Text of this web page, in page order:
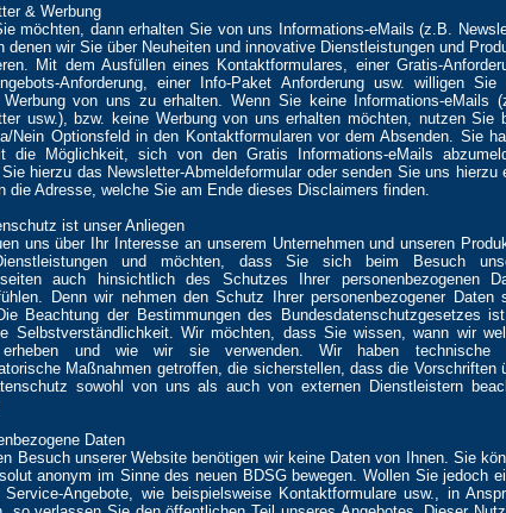
& Werbung
möchten, dann erhalten Sie von uns Informations-eMails (z.B.
denen wir Sie über Neuheiten und innovative Dienstleistungen und
Mit dem Ausfüllen eines Kontaktformulares, einer Gratis-
Anforderung, einer Info-Paket Anforderung usw. willigen Sie
Werbung von uns zu erhalten. Wenn Sie keine Informations-eMails
usw.), bzw. keine Werbung von uns erhalten möchten, nutzen Sie
Nein Optionsfeld in den Kontaktformularen vor dem Absenden. Sie
die Möglichkeit, sich von den Gratis Informations-eMails
hierzu das Newsletter-Abmeldeformular oder senden Sie uns hierzu
die Adresse, welche Sie am Ende dieses Disclaimers finden.
ist unser Anliegen
uns über Ihr Interesse an unserem Unternehmen und unseren
und möchten, dass Sie sich beim Besuch
auch hinsichtlich des Schutzes Ihrer personenbezogenen
Denn wir nehmen den Schutz Ihrer personenbezogener Daten
Beachtung der Bestimmungen des Bundesdatenschutzgesetzes
Selbstverständlichkeit. Wir möchten, dass Sie wissen, wann wir
erheben und wie wir sie verwenden. Wir haben technische
Maßnahmen getroffen, die sicherstellen, dass die Vorschriften
sowohl von uns als auch von externen Dienstleistern
Daten
Besuch unserer Website benötigen wir keine Daten von Ihnen. Sie
anonym im Sinne des neuen BDSG bewegen. Wollen Sie jedoch
Service-Angebote, wie beispielsweise Kontaktformulare usw., in